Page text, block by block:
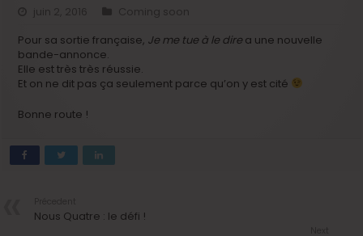
juin 2, 2016
Coming soon
Pour sa sortie française, Je me tue à le dire a une nouvelle
bande-annonce.
Elle est très très réussie.
Et on ne dit pas ça seulement parce qu’on y est cité
Bonne route !
Nous Quatre : le défi !